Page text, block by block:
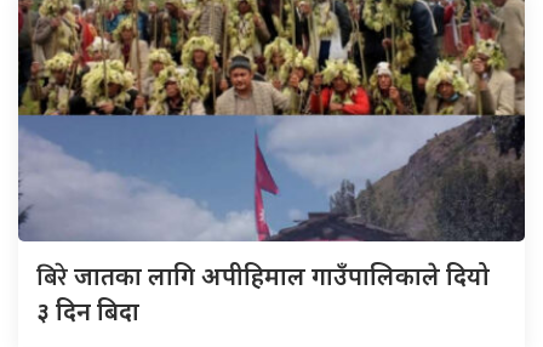
बिरेजातका लागि अपीहिमाल गाउँपालिकाले दियो
३ दिन बिदा